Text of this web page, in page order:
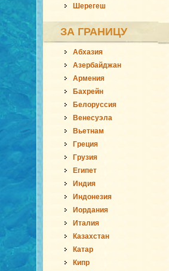
Шерегеш
ЗА ГРАНИЦУ
Абхазия
Азербайджан
Армения
Бахрейн
Белоруссия
Венесуэла
Вьетнам
Греция
Грузия
Египет
Индия
Индонезия
Иордания
Италия
Казахстан
Катар
Кипр